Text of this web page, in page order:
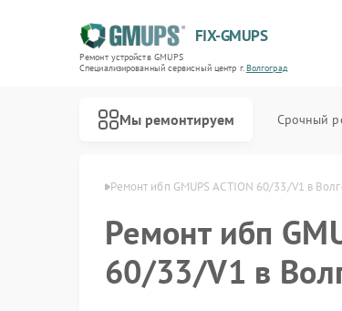
FIX-GMUPS
Ремонт устройств GMUPS
Специализированный cервисный центр г.Волгоград
Мы ремонтируем Срочный
Ремонт ибп GMUPS ACTION 60/33/V1 в
Ремонт ибп
60/33/V1 в